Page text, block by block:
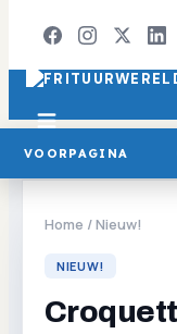
VOORPAGINA
Home /Nieuw!
NIEUW!